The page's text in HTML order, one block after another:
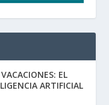
EL
ARTIFICIAL